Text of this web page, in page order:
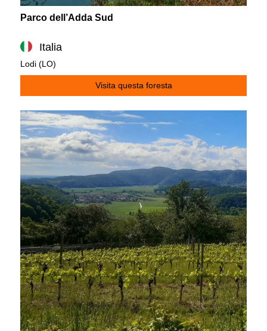
Parco dell’Adda Sud
Italia
Lodi (LO)
Visita questa foresta